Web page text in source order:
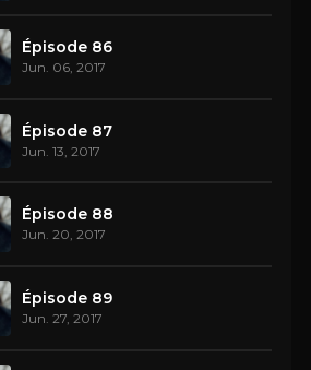
Épisode 86
Jun. 06, 2017
Épisode 87
Jun. 13, 2017
Épisode 88
Jun. 20, 2017
Épisode 89
Jun. 27, 2017